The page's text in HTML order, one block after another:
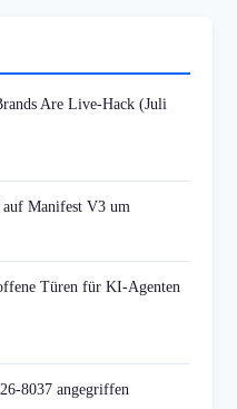
Are Live-Hack (Juli
Manifest V3 um
Türen für KI-Agenten
8037 angegriffen